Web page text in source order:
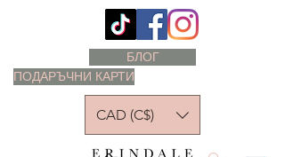
ПОДАРЪЧНИ КАРТИ
БЛОГ
CAD (C$)